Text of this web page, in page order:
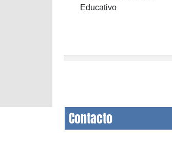
Educativo
Contacto